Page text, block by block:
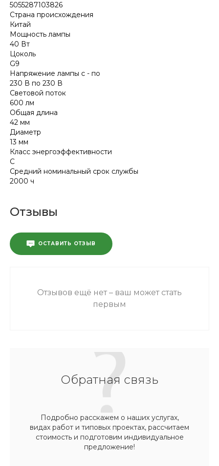
5055287103826
Страна происхождения
Китай
Мощность лампы
40 Вт
Цоколь
G9
Напряжение лампы с - по
230 В по 230 В
Световой поток
600 лм
Общая длина
42 мм
Диаметр
13 мм
Класс энергоэффективности
C
Средний номинальный срок службы
2000 ч
Отзывы
ОСТАВИТЬ ОТЗЫВ
Отзывов ещё нет – ваш может стать
первым
Обратная связь
Подробно расскажем о наших услугах,
видах работ и типовых проектах, рассчитаем
стоимость и подготовим индивидуальное
предложение!